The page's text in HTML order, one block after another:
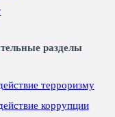
разделы
терроризму
коррупции